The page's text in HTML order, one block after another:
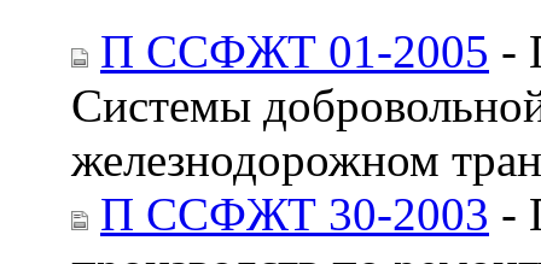
П ССФЖТ 01-2005 -
Системы
железнодорожном
П ССФЖТ 30-2003 -